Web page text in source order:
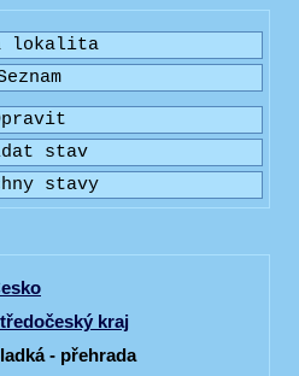
kraj
- přehrada